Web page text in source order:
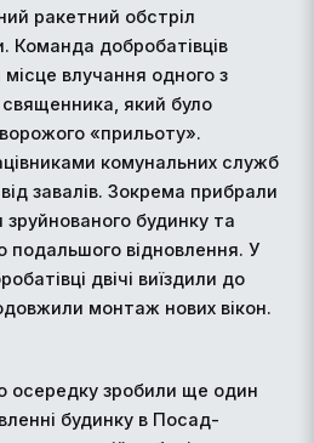
ракетний обстріл
Команда добробатівців
влучання одного з
священника, який було
«прильоту».
комунальних служб
завалів. Зокрема прибрали
зруйнованого будинку та
подальшого відновлення. У
двічі виїздили до
монтаж нових вікон.
осередку зробили ще один
будинку в Посад-